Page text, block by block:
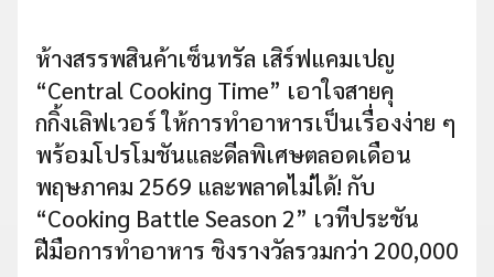
ห้างสรรพสินค้าเซ็นทรัล เสิร์ฟแคมเปญ
“Central Cooking Time” เอาใจสายคุ
กกิ้งเลิฟเวอร์ ให้การทำอาหารเป็นเรื่องง่าย ๆ
พร้อมโปรโมชันและดีลพิเศษตลอดเดือน
พฤษภาคม 2569 และพลาดไม่ได้! กับ
“Cooking Battle Season 2” เวทีประชัน
ฝีมือการทำอาหาร ชิงรางวัลรวมกว่า 200,000